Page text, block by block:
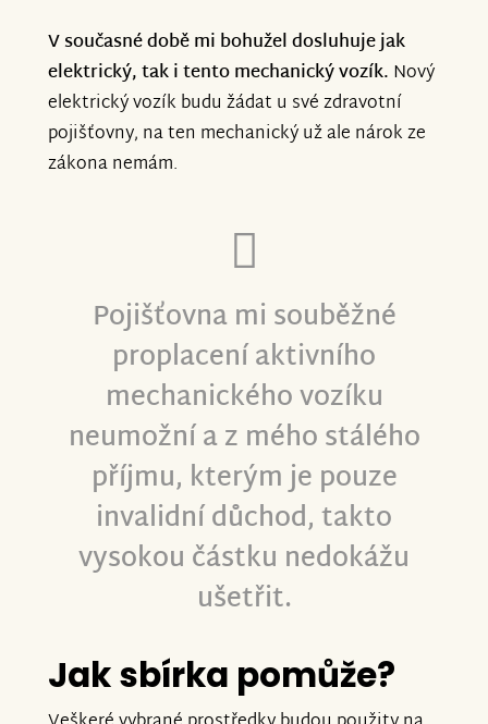
V současné době mi bohužel dosluhuje jak
elektrický, tak i tento mechanický vozík. Nový
elektrický vozík budu žádat u své zdravotní
pojišťovny, na ten mechanický už ale nárok ze
zákona nemám.
Pojišťovna mi souběžné
proplacení aktivního
mechanického vozíku
neumožní a z mého stálého
příjmu, kterým je pouze
invalidní důchod, takto
vysokou částku nedokážu
ušetřit.
Jak sbírka pomůže?